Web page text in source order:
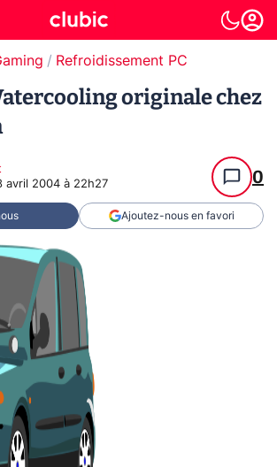
Refroidissement PC
originale chez
avril 2004 à 22h27 0
Ajoutez-nous en favori